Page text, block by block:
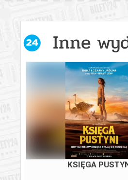
Inne
KSIĘGA